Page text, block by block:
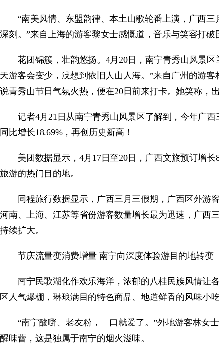
“南美风情、东盟韵律、本土山歌轮番上演，广西
深刻。”来自上海的游客黎女士感慨道，音乐与笑容打
花团锦簇，壮韵悠扬。4月20日，南宁青秀山风景
天游客会变少，没想到依旧人山人海。”来自广州的游
说青秀山节日气氛火热，便在20日前来打卡。她笑称，
记者4月21日从南宁青秀山风景区了解到，今年广
同比增长18.69%，再创历史新高！
美团数据显示，4月17日至20日，广西文旅预订增
旅游的热门目的地。
同程旅行数据显示，广西三月三假期，广西区外游
河南、上海、江苏等省份游客数量增长最为迅速，广西
持续扩大。
节庆流量变消费增量 南宁向深度体验游目的地转变
南宁民歌湖化作欢乐海洋，浓郁的八桂民族风情让
区人气爆棚，琳琅满目的特色商品、地道鲜香的风味小
“南宁酸嘢、老友粉，一口就爱了。”外地游客林女
醒味蕾，这是独属于南宁的烟火滋味。